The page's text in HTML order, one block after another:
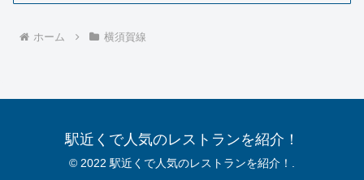
ホーム 横須賀線
駅近くで人気のレストランを紹介！
© 2022 駅近くで人気のレストランを紹介！.